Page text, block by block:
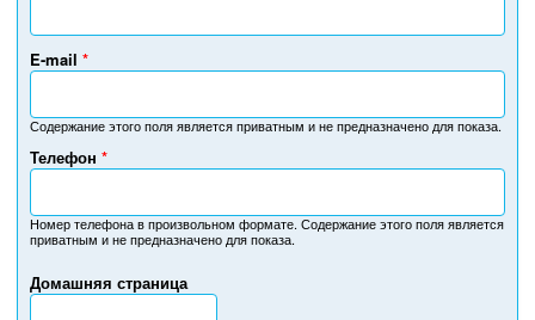
E-mail *
Содержание этого поля является приватным и не предназначено для показа.
Домашняя страница
Телефон *
Н
м
е
т
Номер телефона в произвольном формате. Содержание этого поля является
приватным и не предназначено для показа.